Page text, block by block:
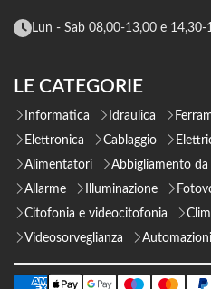
Lun - Sab 08,00-13,00 e 14,30-
LE CATEGORIE
Informatica Idraulica
Elettronica
Cablaggio
Alimentatori
Abbigliamento
Allarme
Illuminazione
Citofonia e videocitofonia
Videosorveglianza